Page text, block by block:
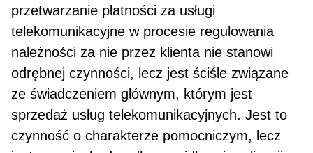
przetwarzanie płatności za usługi
telekomunikacyjne w proce­sie regulowania
należności za nie przez klienta nie stanowi
odrębnej czynności, lecz jest ściśle związane
ze świadczeniem głównym, którym jest
sprzedaż usług telekomunikacyjnych. Jest to
czynność o cha­rakterze pomocniczym, lecz